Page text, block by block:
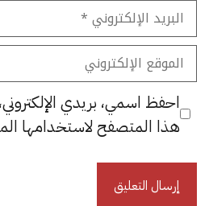
البريد
الإلكتروني
الموقع
الإلكتروني
احفظ اسمي، بريدي
هذا المتصفح لاستخدامها